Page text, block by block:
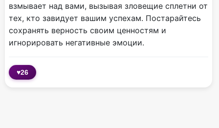
взмывает над вами, вызывая зловещие сплетни от
тех, кто завидует вашим успехам. Постарайтесь
сохранять верность своим ценностям и
игнорировать негативные эмоции.
♥26